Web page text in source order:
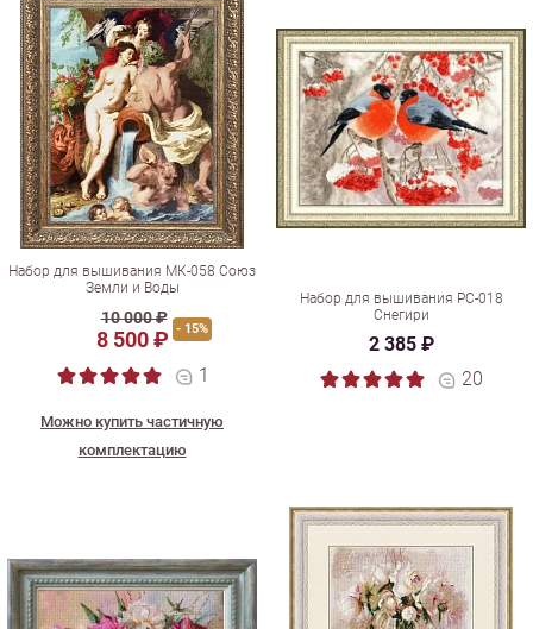
Набор для вышивания МК-058 Союз
Земли и Воды
10 000 ₽
8 500 ₽ - 15%
1
Можно купить частичную
комплектацию
Набор для вышивания РС-018
Снегири
2 385 ₽
20